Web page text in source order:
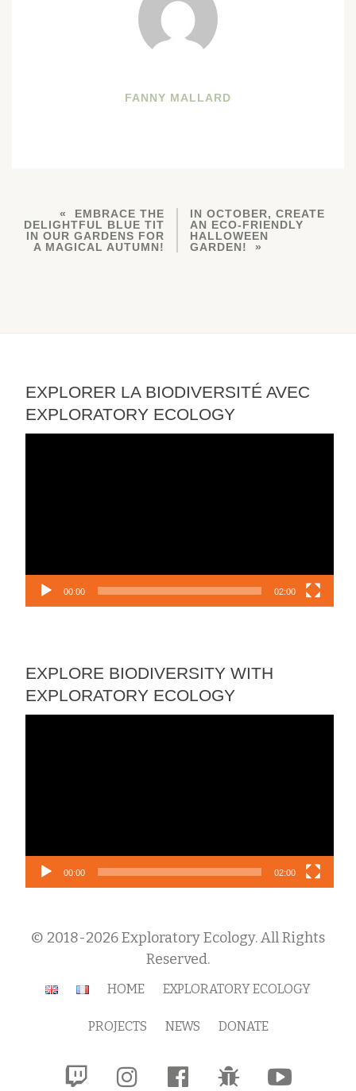
FANNY MALLARD
EMBRACE THE
DELIGHTFUL BLUE TIT
IN OUR GARDENS FOR
A MAGICAL AUTUMN!
IN OCTOBER, CREATE
AN ECO-FRIENDLY
HALLOWEEN
GARDEN!
EXPLORER LA BIODIVERSITÉ AVEC
EXPLORATORY ECOLOGY
00:00 02:00
EXPLORE BIODIVERSITY WITH
EXPLORATORY ECOLOGY
00:00 02:00
© 2018-2026 Exploratory Ecology. All Rights
Reserved.
Secondary
HOME EXPLORATORY ECOLOGY
PROJECTS NEWS DONATE
fa-
fa-
fa-